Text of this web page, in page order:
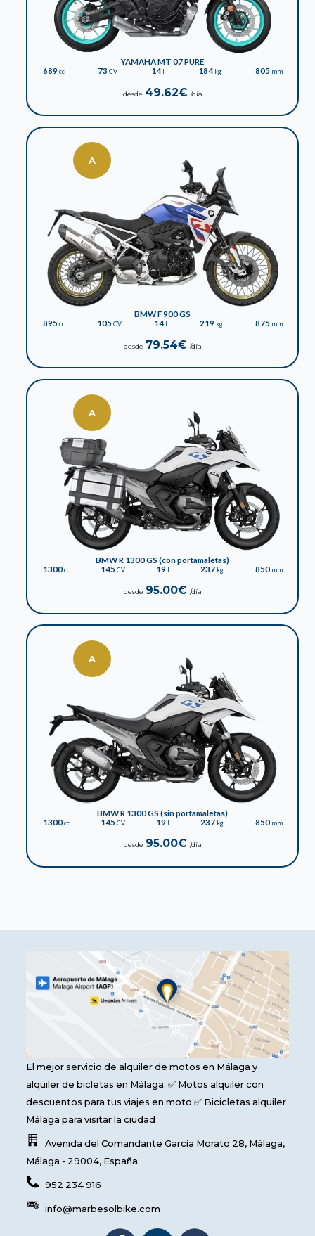
YAMAHA MT 07 PURE
689cc 73CV 14l 184kg 805 mm
desde 49.62€ /día
A
BMW F 900 GS
895cc 105CV 14l 219 kg 875 mm
desde 79.54€ /día
A
BMW R 1300 GS (con portamaletas)
1300cc 145CV 19 l 237 kg 850mm
desde 95.00€ /día
A
BMW R 1300 GS (sin portamaletas)
1300cc 145CV 19 l 237 kg 850mm
desde 95.00€ /día
El mejor servicio de alquiler de motos en Málaga y
alquiler de bicletas en Málaga. ✅ Motos alquiler con
descuentos para tus viajes en moto ✅ Bicicletas alquiler
Málaga para visitar la ciudad
Avenida del Comandante García Morato 28, Málaga,
Málaga - 29004, España.
952 234 916
info@marbesolbike.com